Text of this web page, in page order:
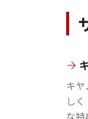
キ
し
な特